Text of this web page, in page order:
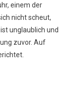
einem der
nicht scheut,
unglaublich und
zuvor. Auf